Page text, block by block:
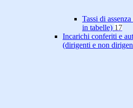
Tassi di
in tabelle) 17
Incarichi conferiti e
(dirigenti e non